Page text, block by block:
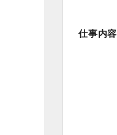
仕事内容